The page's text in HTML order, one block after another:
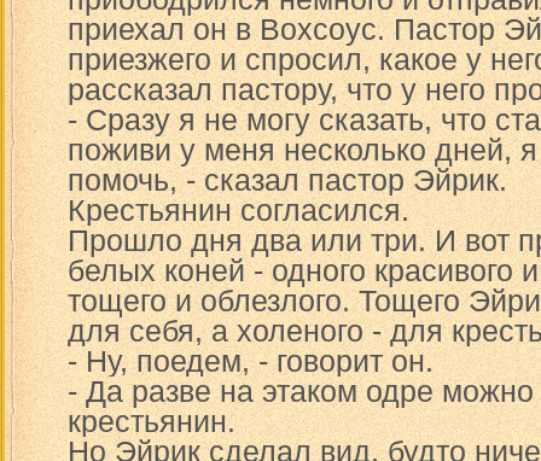
приехал он в Вохсоус. Пастор
приезжего и спросил, какое у
рассказал пастору, что у него
- Сразу я не могу сказать, что
поживи у меня несколько дней,
помочь, - сказал пастор Эйрик.
Крестьянин согласился.
Прошло дня два или три. И вот
белых коней - одного красивого
тощего и облезлого. Тощего
для себя, а холеного - для
- Ну, поедем, - говорит он.
- Да разве на этаком одре можно
крестьянин.
Но Эйрик сделал вид, будто